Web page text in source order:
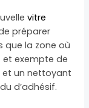
vitre
préparer
que la zone où
et exempte de
et un nettoyant
d’adhésif.